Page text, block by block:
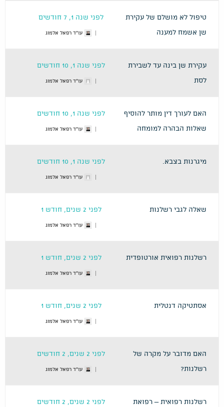
טיפול לא מושלם של עקירת
שן אשמח למענה
לפני שנה 1, 7 חודשים
עו"ד רפאל אלמוג
עקירת שן בינה עד לשבירת
לסת
לפני שנה 1, 10 חודשים
עו"ד רפאל אלמוג
האם לעורך דין מותר להוסיף
שאלות הבהרה למומחה
לפני שנה 1, 10 חודשים
עו"ד רפאל אלמוג
מיגרנות בצבא. לפני שנה 1, 10 חודשים
עו"ד רפאל אלמוג
שאלה לגבי רשלנות לפני 2 שנים, חודש 1
עו"ד רפאל אלמוג
רשלנות רפואית אורטופדית לפני 2 שנים, חודש 1
עו"ד רפאל אלמוג
אסתטיקה דנטלית לפני 2 שנים, חודש 1
עו"ד רפאל אלמוג
האם מדובר על מקרה של
רשלנות?
לפני 2 שנים, 2 חודשים
עו"ד רפאל אלמוג
רשלנות רפואית – רפואת
לפני 2 שנים, 2 חודשים